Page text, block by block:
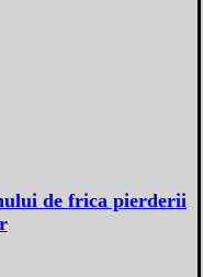
de frica pierderii